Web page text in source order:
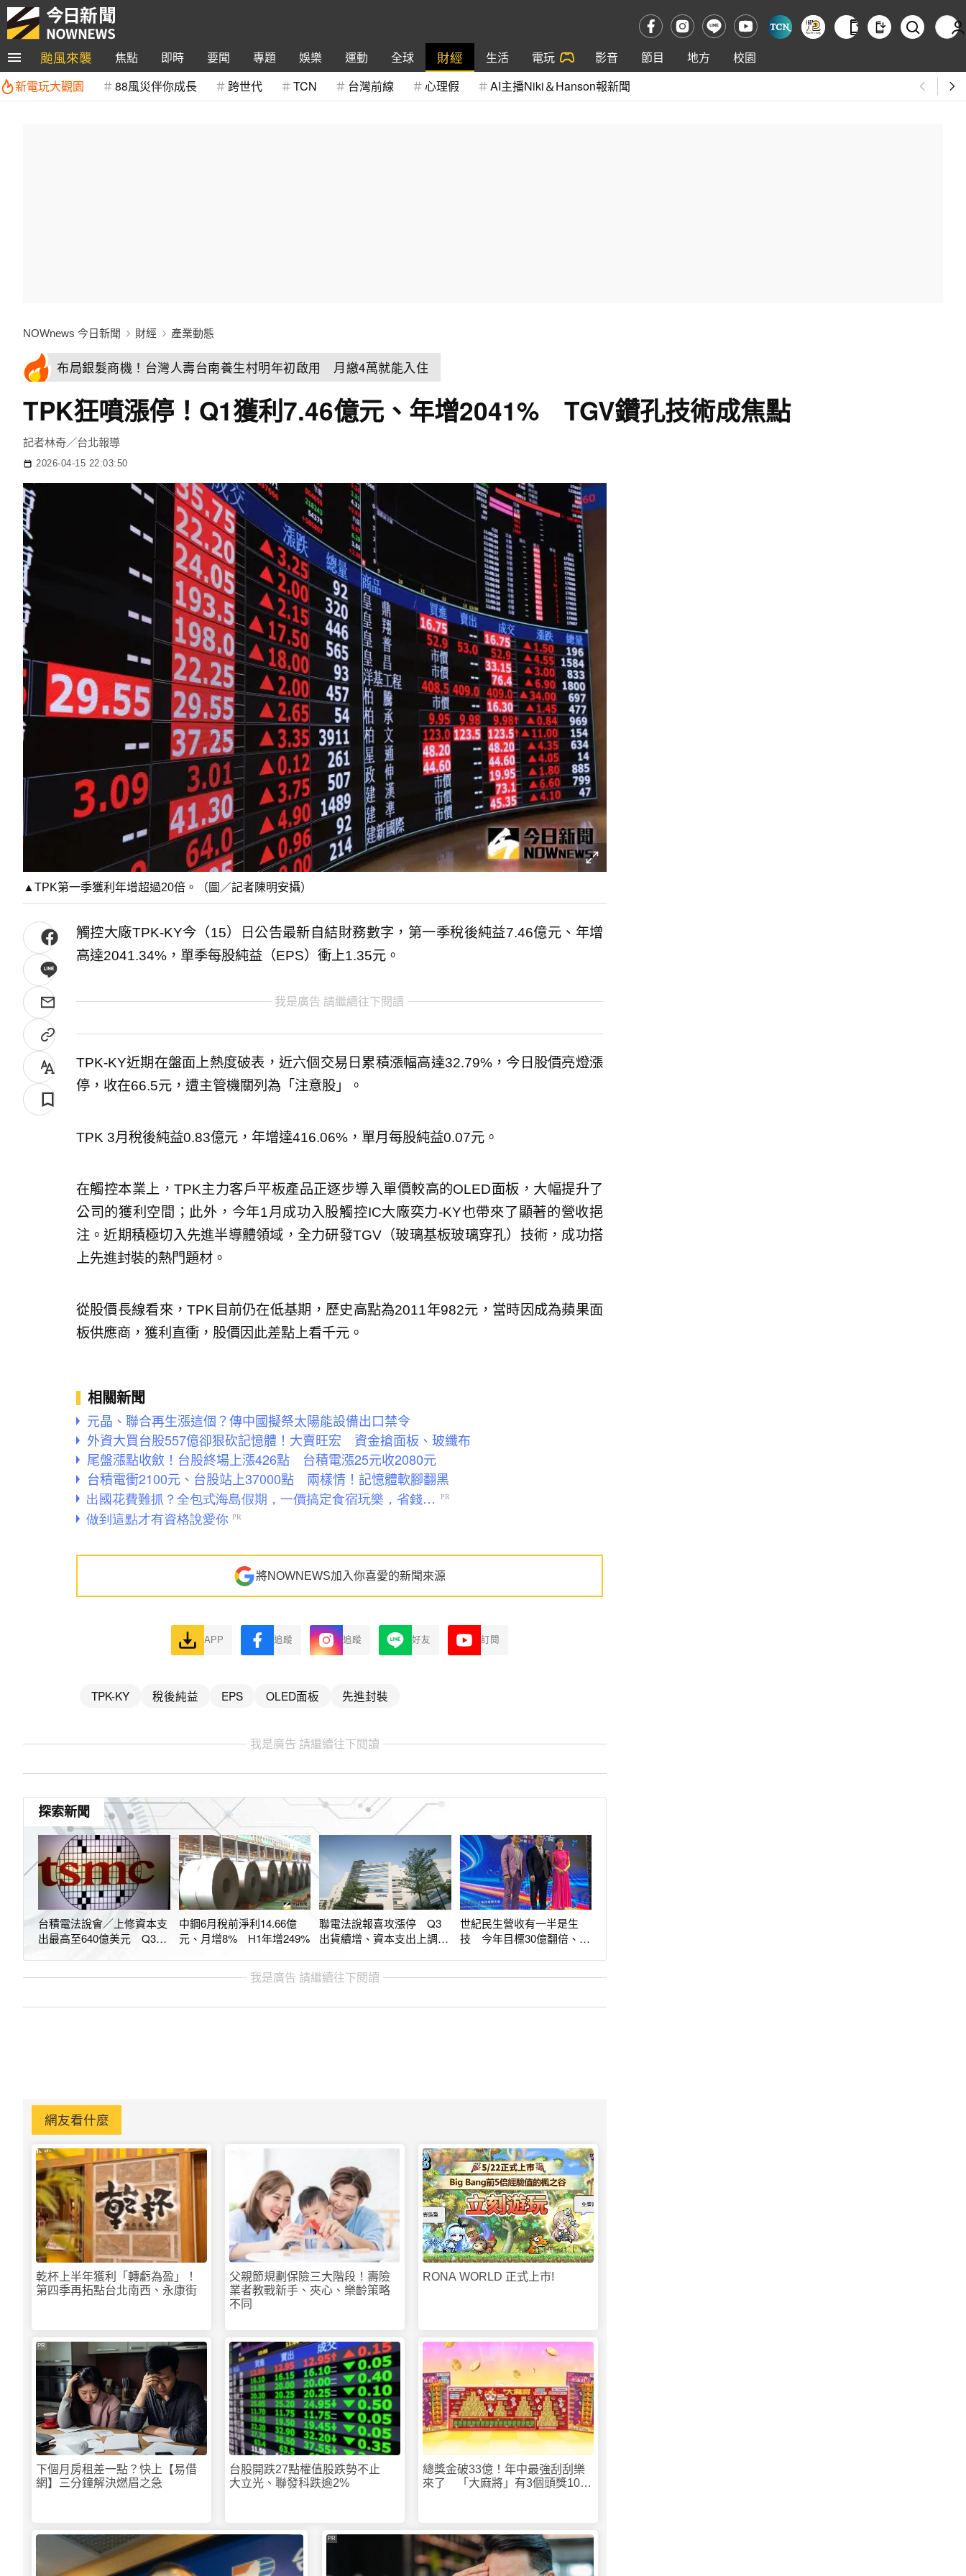
颱風來襲 焦點 即時 要聞 專題 娛樂 運動 全球 財經 生活 電玩 影音 節目 地方
校園
新電玩大觀園
88風災伴你成長 跨世代 TCN 台灣前線 心理假 AI主播Niki＆Hanson報新聞
NOWnews 今日新聞 財經 產業動態
布局銀髮商機！台灣人壽台南養生村明年初啟用 月繳4萬就能入住
TPK狂噴漲停！Q1獲利7.46億元、年增2041% TGV鑽孔技術成焦點
記者林奇／台北報導
2026-04-15 22:03:50
▲TPK第一季獲利年增超過20倍。（圖／記者陳明安攝）
觸控大廠TPK-KY今（15）日公告最新自結財務數字，第一季稅後純益7.46億元、年增
高達2041.34%，單季每股純益（EPS）衝上1.35元。
我是廣告 請繼續往下閱讀
TPK-KY近期在盤面上熱度破表，近六個交易日累積漲幅高達32.79%，今日股價亮燈漲
停，收在66.5元，遭主管機關列為「注意股」。
TPK 3月稅後純益0.83億元，年增達416.06%，單月每股純益0.07元。
在觸控本業上，TPK主力客戶平板產品正逐步導入單價較高的OLED面板，大幅提升了
公司的獲利空間；此外，今年1月成功入股觸控IC大廠奕力-KY也帶來了顯著的營收挹
注。近期積極切入先進半導體領域，全力研發TGV（玻璃基板玻璃穿孔）技術，成功搭
上先進封裝的熱門題材。
從股價長線看來，TPK目前仍在低基期，歷史高點為2011年982元，當時因成為蘋果面
板供應商，獲利直衝，股價因此差點上看千元。
相關新聞
元晶、聯合再生漲這個？傳中國擬祭太陽能設備出口禁令
外資大買台股557億卻狠砍記憶體！大賣旺宏 資金搶面板、玻纖布
尾盤漲點收斂！台股終場上漲426點 台積電漲25元收2080元
台積電衝2100元、台股站上37000點 兩樣情！記憶體軟腳翻黑
將NOWNEWS加入你喜愛的新聞來源
APP 追蹤 追蹤 好友 訂閱
TPK-KY 稅後純益 EPS OLED面板 先進封裝
我是廣告 請繼續往下閱讀
探索新聞
台積電法說會／上修資本支
出最高至640億美元 Q3營
中鋼6月稅前淨利14.66億
元、月增8% H1年增249%
聯電法說報喜攻漲停 Q3
出貨續增、資本支出上調至
世紀民生營收有一半是生
技 今年目標30億翻倍、併
我是廣告 請繼續往下閱讀
網友看什麼
乾杯上半年獲利「轉虧為盈」！
第四季再拓點台北南西、永康街
父親節規劃保險三大階段！壽險
業者教戰新手、夾心、樂齡策略
不同
RONA WORLD 正式上市!
PR
下個月房租差一點？快上【易借
網】三分鐘解決燃眉之急
PR
台股開跌27點權值股跌勢不止
大立光、聯發科跌逾2%
總獎金破33億！年中最強刮刮樂
來了 「大麻將」有3個頭獎1000
PR